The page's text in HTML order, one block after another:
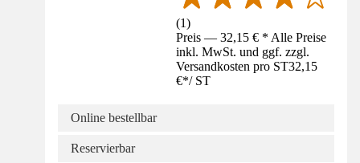
(1)
Preis — 32,15 € * Alle Preise
inkl. MwSt. und ggf. zzgl.
Versandkosten pro ST32,15
€*/ ST
Online bestellbar
Reservierbar